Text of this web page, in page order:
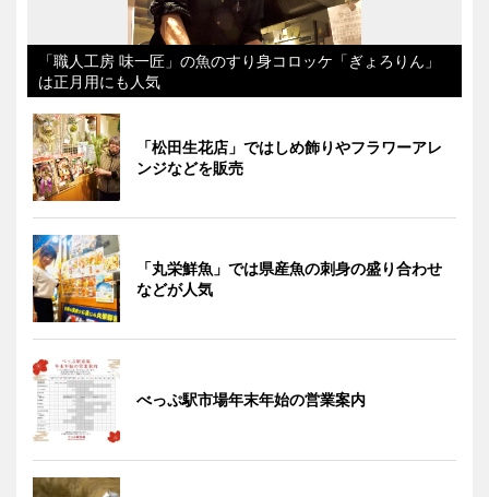
「職人工房 味一匠」の魚のすり身コロッケ「ぎょろりん」
は正月用にも人気
「松田生花店」ではしめ飾りやフラワーアレ
ンジなどを販売
「丸栄鮮魚」では県産魚の刺身の盛り合わせ
などが人気
べっぷ駅市場年末年始の営業案内